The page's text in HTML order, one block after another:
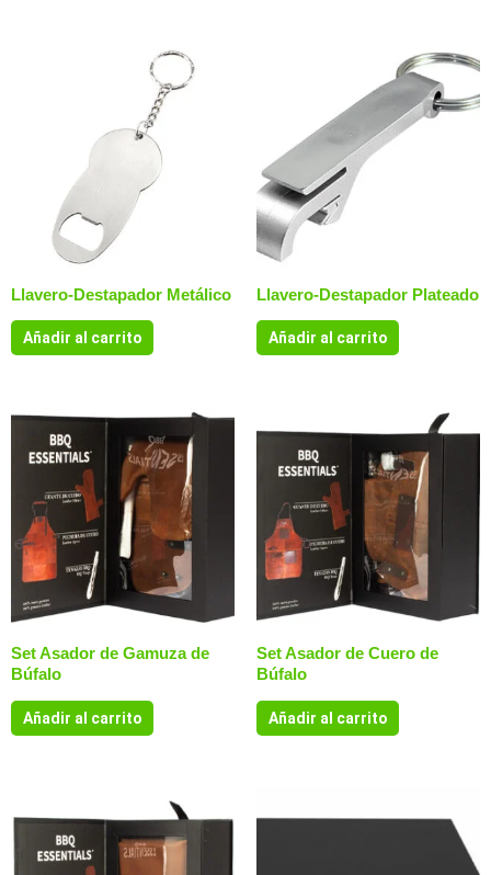
Llavero-Destapador Metálico
Añadir al carrito
Llavero-Destapador Plateado
Añadir al carrito
Set Asador de Gamuza de
Búfalo
Añadir al carrito
Set Asador de Cuero de
Búfalo
Añadir al carrito